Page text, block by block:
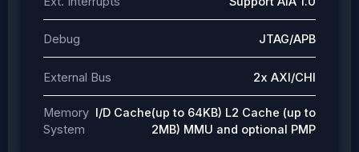
Debug JTAG/APB
External Bus 2x AXI/CHI
Memory
System
I/D Cache(up to 64KB) L2 Cache (up to
2MB) MMU and optional PMP